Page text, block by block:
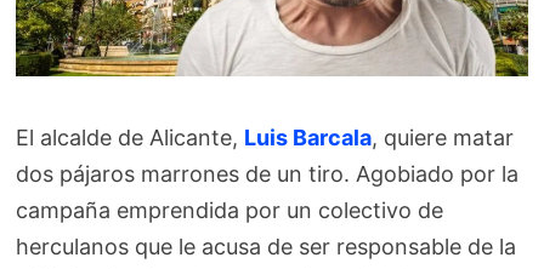
El alcalde de Alicante, Luis Barcala, quiere matar
dos pájaros marrones de un tiro. Agobiado por la
campaña emprendida por un colectivo de
herculanos que le acusa de ser responsable de la